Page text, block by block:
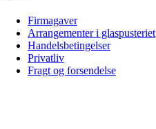
Firmagaver
Arrangementer i glaspusteriet
Handelsbetingelser
Privatliv
Fragt og forsendelse